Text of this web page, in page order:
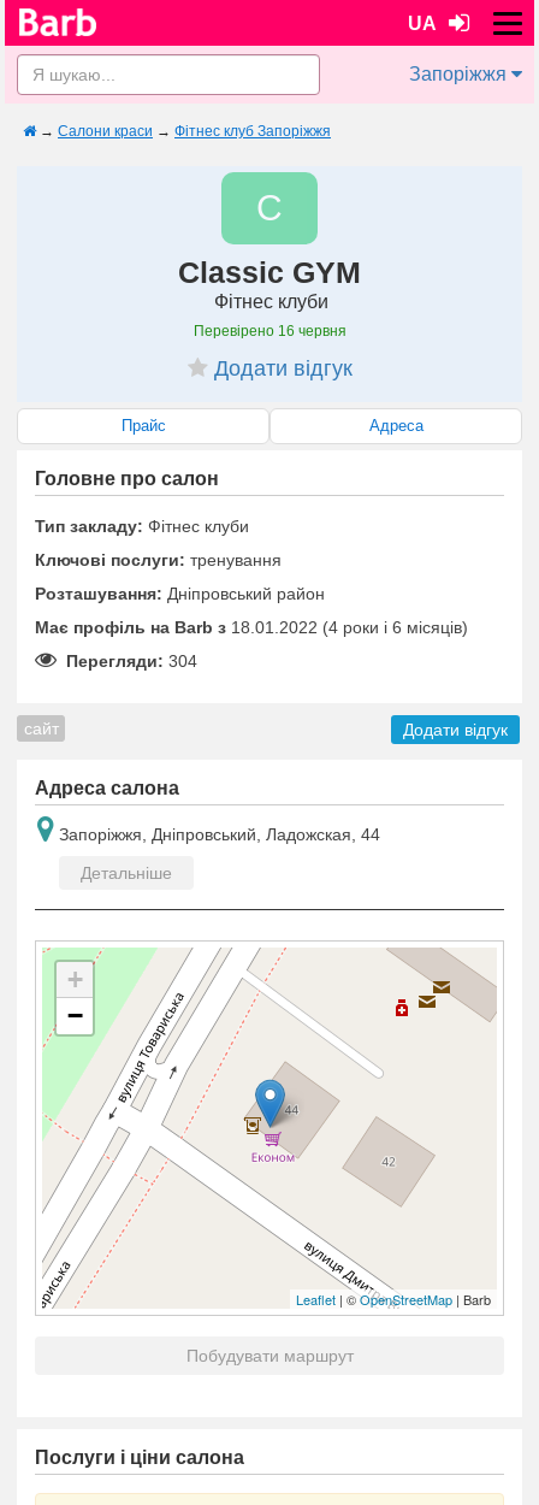
UA
Запоріжжя
→ Салони краси → Фітнес клуб Запоріжжя
C
Classic GYM
Фітнес клуби
Перевірено 16 червня
Додати відгук
Прайс Адреса
Головне про салон
Тип закладу: Фітнес клуби
Ключові послуги: тренування
Розташування: Дніпровський район
Має профіль на Barb з 18.01.2022 (4 роки i 6 місяців)
Перегляди: 304
сайт Додати відгук
Адреса салона
Запоріжжя, Дніпровський, Ладожская, 44
Детальніше
+
−
Leaflet | ©OpenStreetMap | Barb
Побудувати маршрут
Послуги і ціни салона